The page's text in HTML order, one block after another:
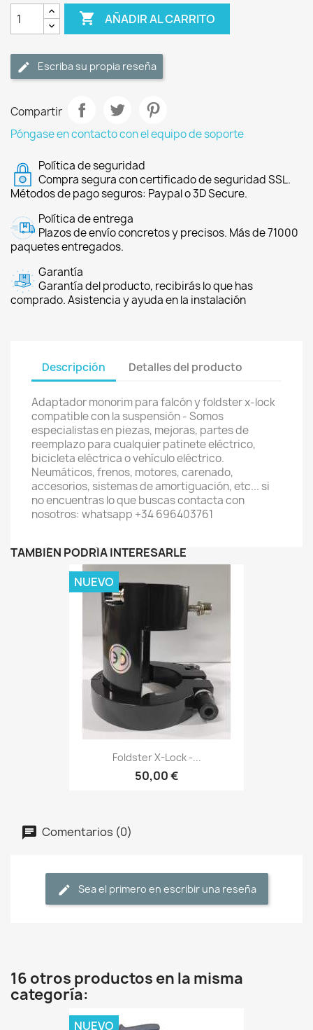
 AÑADIR AL CARRITO
Escriba su propia reseña
Compartir
Póngase en contacto con el equipo de soporte
Política de seguridad
Compra segura con certificado de seguridad SSL.
Métodos de pago seguros: Paypal o 3D Secure.
Política de entrega
Plazos de envío concretos y precisos. Más de 71000
paquetes entregados.
Garantía
Garantía del producto, recibirás lo que has
comprado. Asistencia y ayuda en la instalación
Descripción Detalles del producto
Adaptador monorim para falcón y foldster x-lock
compatible con la suspensión - Somos
especialistas en piezas, mejoras, partes de
reemplazo para cualquier patinete eléctrico,
bicicleta eléctrica o vehículo eléctrico.
Neumáticos, frenos, motores, carenado,
accesorios, sistemas de amortiguación, etc... si
no encuentras lo que buscas contacta con
nosotros: whatsapp +34 696403761
TAMBIÉN PODRÍA INTERESARLE
Foldster X-Lock -...
50,00 €
NUEVO
Comentarios (0)
Sea el primero en escribir una reseña
16 otros productos en la misma
categoría:
NUEVO